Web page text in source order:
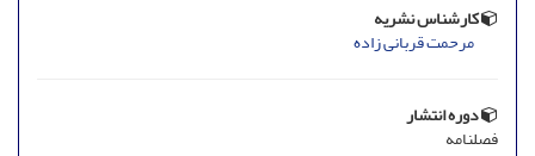
کارشناس نشریه
مرحمت قربانی زاده
دوره انتشار
فصلنامه